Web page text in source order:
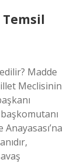
Temsil
Madde
Meclisinin